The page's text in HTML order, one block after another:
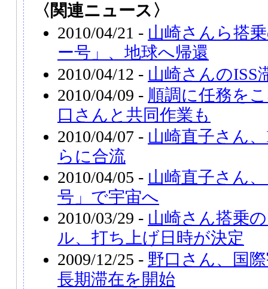
〈関連ニュース〉
2010/04/21 - 山崎さんら搭
ー号」、地球へ帰還
2010/04/12 - 山崎さんのISS
2010/04/09 - 順調に任務を
口さんと共同作業も
2010/04/07 - 山崎直子さん
らに合流
2010/04/05 - 山崎直子さん
号」で宇宙へ
2010/03/29 - 山崎さん搭乗
ル、打ち上げ日時が決定
2009/12/25 - 野口さん、国
長期滞在を開始